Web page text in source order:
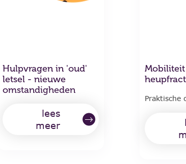
Hulpvragen in 'oud'
letsel - nieuwe
omstandigheden
lees
meer
Praktische